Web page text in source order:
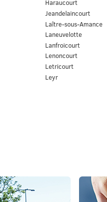
Haraucourt
Jeandelaincourt
Laître-sous-Amance
Laneuvelotte
Lanfroicourt
Lenoncourt
Letricourt
Leyr